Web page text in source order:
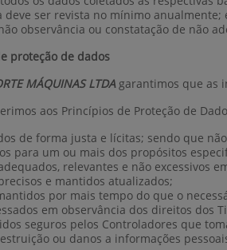
deve ser revista no mínimo anualmente;
observância ou constatação de não
proteção de dados
MÁQUINAS LTDAgarantimos que as
aos Princípios de Proteção de
de forma justa e lícitas; sendo que
para um ou mais dos propósitos
relevantes e não excessivos
e mantidos atualizados;
por mais tempo do que o
em observância dos direitos dos
seguros pelos Controladores que
ou danos a informações